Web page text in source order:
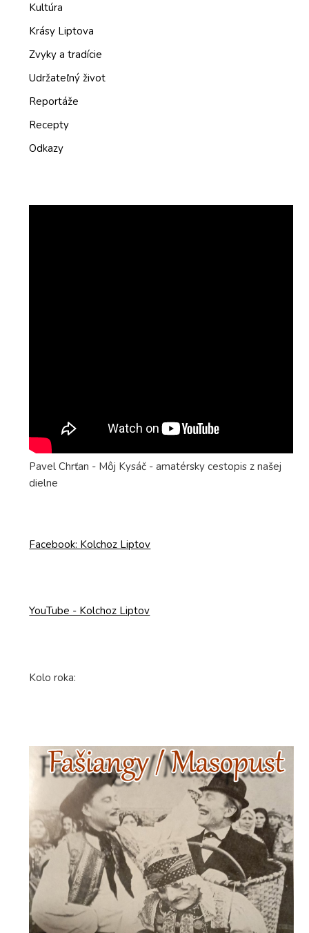
Kultúra
Krásy Liptova
Zvyky a tradície
Udržateľný život
Reportáže
Recepty
Odkazy
Pavel Chrťan - Môj Kysáč - amatérsky cestopis z našej
dielne
Facebook: Kolchoz Liptov
YouTube - Kolchoz Liptov
Kolo roka: